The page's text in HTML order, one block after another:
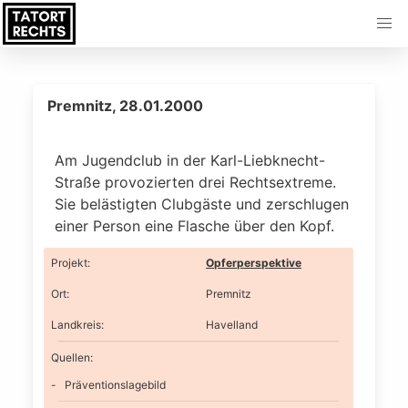
Premnitz, 28.01.2000
Am Jugendclub in der Karl-Liebknecht-
Straße provozierten drei Rechtsextreme.
Sie belästigten Clubgäste und zerschlugen
einer Person eine Flasche über den Kopf.
Projekt: Opferperspektive
Ort: Premnitz
Landkreis: Havelland
Quellen:
Präventionslagebild